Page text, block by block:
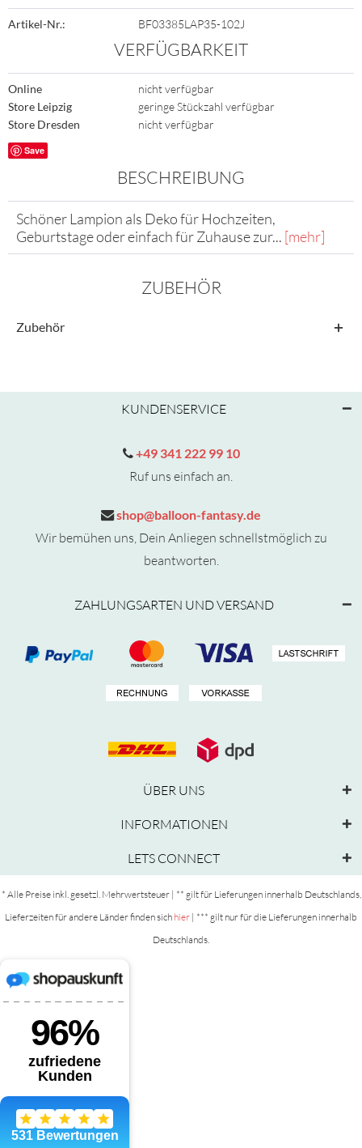
Artikel-Nr.: BF03385LAP35-102J
VERFÜGBARKEIT
Online
nicht verfügbar
Store Leipzig
geringe Stückzahl verfügbar
Store Dresden
nicht verfügbar
Save
BESCHREIBUNG
Schöner Lampion als Deko für Hochzeiten,
Geburtstage oder einfach für Zuhause zur... [mehr]
ZUBEHÖR
Zubehör
KUNDENSERVICE
+49 341 222 99 10
Ruf uns einfach an.
shop@balloon-fantasy.de
Wir bemühen uns, Dein Anliegen schnellstmöglich zu
beantworten.
ZAHLUNGSARTEN UND VERSAND
ÜBER UNS
INFORMATIONEN
LETS CONNECT
* Alle Preise inkl. gesetzl. Mehrwertsteuer | ** gilt für Lieferungen innerhalb Deutschlands,
Lieferzeiten für andere Länder finden sich hier | *** gilt nur für die Lieferungen innerhalb
Deutschlands.